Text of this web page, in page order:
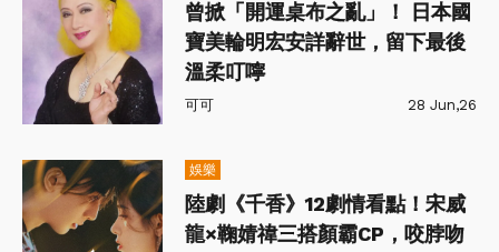
曾掀「開運桌布之亂」！ 日本國
寶美輪明宏安詳辭世，留下最後
溫柔叮嚀
可可 28 Jun,26
娛樂
陸劇《千香》12劇情看點！宋威
龍×鞠婧禕三搭顏霸CP，咬脖吻